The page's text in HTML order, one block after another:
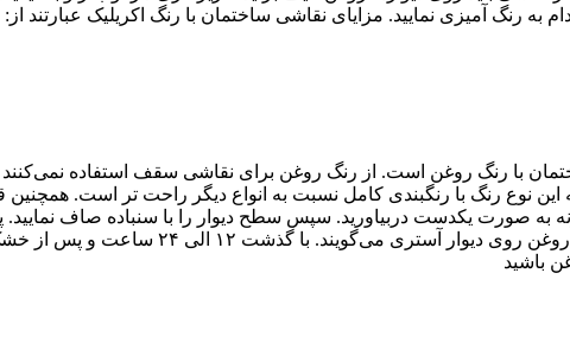
به رنگ آمیزی نمایید. مزایای نقاشی ساختمان با رنگ اکریلیک
با رنگ روغن است. از رنگ روغن برای نقاشی سقف استفاده
این نوع رنگ با رنگبندی کامل نسبت به انواع دیگر راحت‌ تر است.
به صورت یکدست دربیاورید. سپس سطح دیوار را با سنباده صاف
استفاده از غلطک یا قلم مو رنگ را روی دیوار
باشید